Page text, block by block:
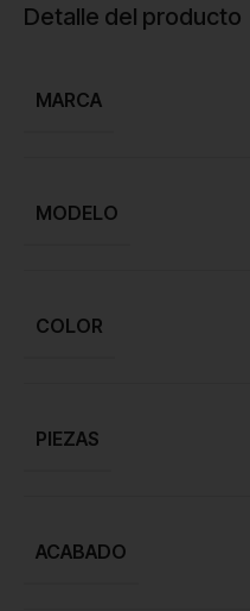
Detalle del producto
MARCA
MODELO
COLOR
PIEZAS
ACABADO